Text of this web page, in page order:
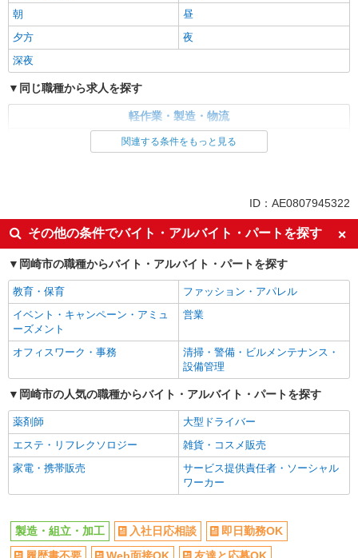
朝
昼
夕方
夜
深夜
同じ職種から求人を探す
軽作業・製造・物流
上場企業・上場企業のグループ会
社
車通勤OK
交通費支給
社会保険あり
産休・育休取得実績あり
社員登用あり
深夜
関連する条件をもっと見る
ID：AE0807945322
その他の条件でバイト・アルバイト・パートを探す
岡崎市の職種からバイト・アルバイト・パートを探す
教育・保育
ファッション・アパレル
イベント・キャンペーン・アミュ
ーズメント
営業
オフィスワーク・事務
清掃・警備・ビルメンテナンス・
設備管理
岡崎市の人気の職種からバイト・アルバイト・パートを探す
薬剤師
大型ドライバー
エステ・リフレクソロジー
雑貨・コスメ販売
家電・携帯販売
サービス提供責任者・ソーシャル
ワーカー
製造・組立・加工 入社日応相談
即日勤務OK